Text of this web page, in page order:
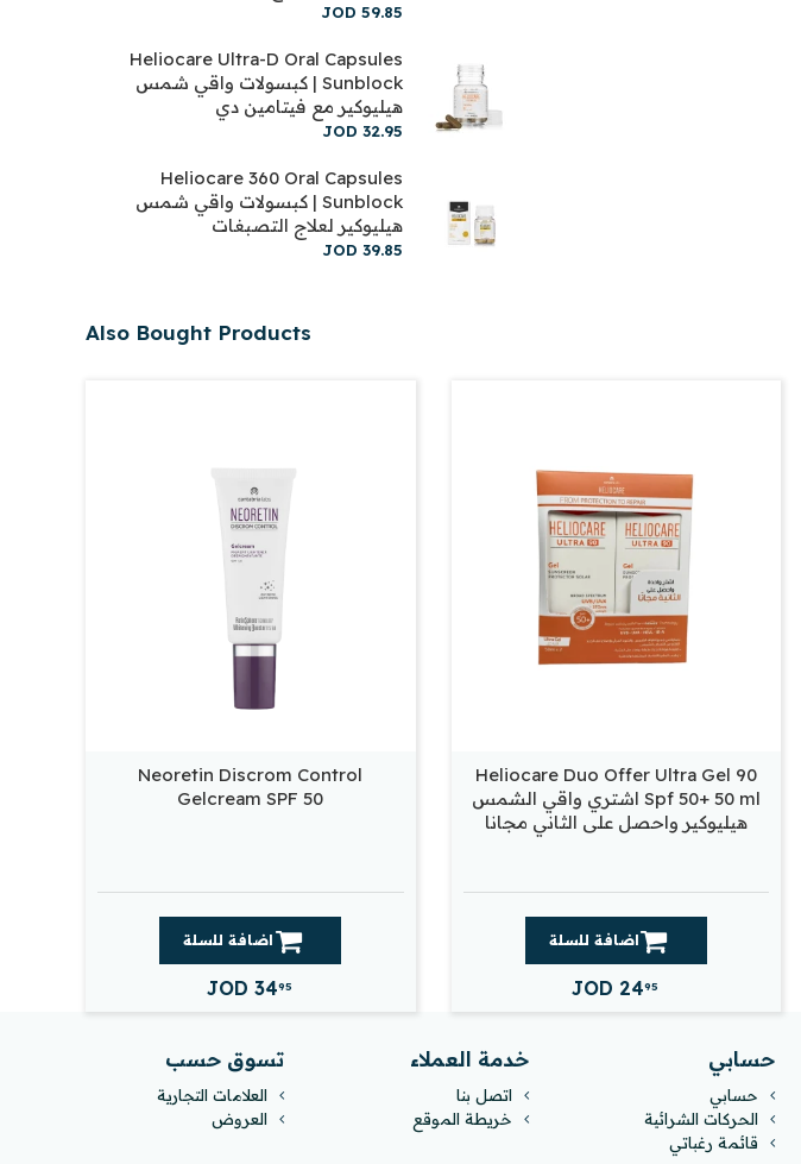
JOD 59.85
Heliocare Ultra-D Oral Capsules
Sunblock | كبسولات واقي شمس
هيليوكير مع فيتامين دي
JOD 32.95
Heliocare 360 Oral Capsules
Sunblock | كبسولات واقي شمس
هيليوكير لعلاج التصبغات
JOD 39.85
Also Bought Products
Heliocare Duo Offer Ultra Gel 90
Spf 50+ 50 ml اشتري واقي الشمس
هيليوكير واحصل على الثاني مجانا
اضافة للسلة
JOD 2495
Neoretin Discrom Control
Gelcream SPF 50
اضافة للسلة
JOD 3495
حسابي
حسابي
الحركات الشرائية
قائمة رغباتي
خدمة العملاء
اتصل بنا
خريطة الموقع
تسوق حسب
العلامات التجارية
العروض